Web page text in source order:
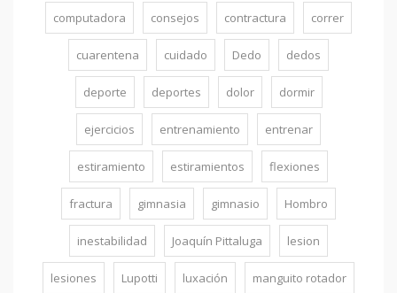
computadora consejos contractura correr
cuarentena cuidado Dedo dedos
deporte deportes dolor dormir
ejercicios entrenamiento entrenar
estiramiento estiramientos flexiones
fractura gimnasia gimnasio Hombro
inestabilidad Joaquín Pittaluga lesion
lesiones Lupotti luxación manguito rotador